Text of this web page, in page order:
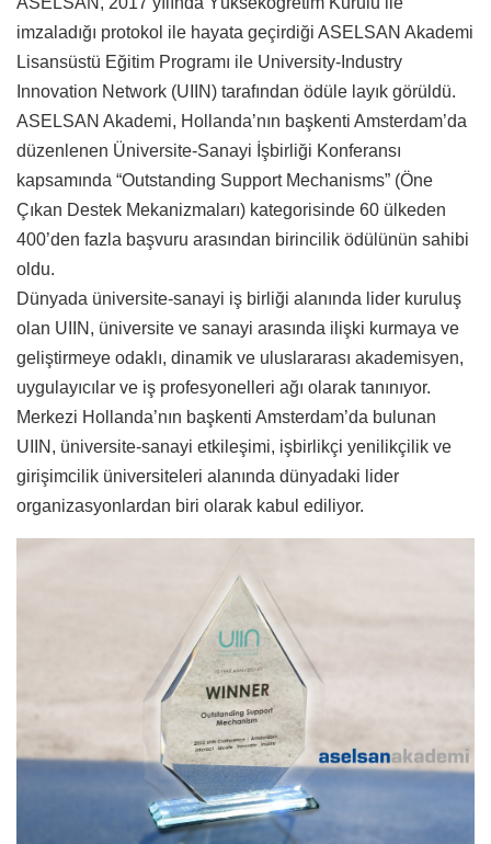
imzaladığı protokol ile hayata geçirdiği ASELSAN Akademi
Lisansüstü Eğitim Programı ile University-Industry
Innovation Network (UIIN) tarafından ödüle layık görüldü.
ASELSAN Akademi, Hollanda’nın başkenti Amsterdam’da
düzenlenen Üniversite-Sanayi İşbirliği Konferansı
kapsamında “Outstanding Support Mechanisms” (Öne
Çıkan Destek Mekanizmaları) kategorisinde 60 ülkeden
400’den fazla başvuru arasından birincilik ödülünün sahibi
oldu.
Dünyada üniversite-sanayi iş birliği alanında lider kuruluş
olan UIIN, üniversite ve sanayi arasında ilişki kurmaya ve
geliştirmeye odaklı, dinamik ve uluslararası akademisyen,
uygulayıcılar ve iş profesyonelleri ağı olarak tanınıyor.
Merkezi Hollanda’nın başkenti Amsterdam’da bulunan
UIIN, üniversite-sanayi etkileşimi, işbirlikçi yenilikçilik ve
girişimcilik üniversiteleri alanında dünyadaki lider
organizasyonlardan biri olarak kabul ediliyor.